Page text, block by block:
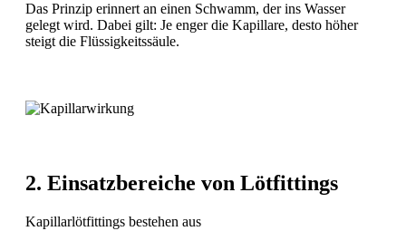
Das Prinzip erinnert an einen Schwamm, der ins Wasser
gelegt wird. Dabei gilt: Je enger die Kapillare, desto höher
steigt die Flüssigkeitssäule.
2. Einsatzbereiche von Lötfittings
Kapillarlötfittings bestehen aus